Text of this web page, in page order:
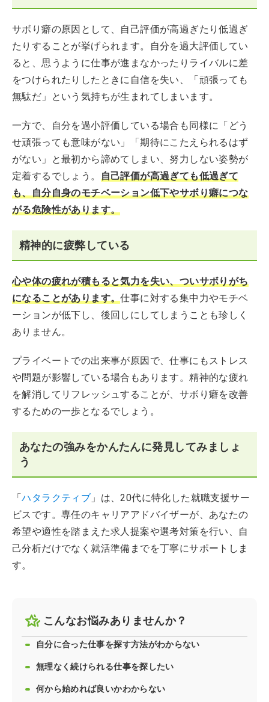
サボり癖の原因として、自己評価が高過ぎたり低過ぎ
たりすることが挙げられます。自分を過大評価してい
ると、思うように仕事が進まなかったりライバルに差
をつけられたりしたときに自信を失い、「頑張っても
無駄だ」という気持ちが生まれてしまいます。
一方で、自分を過小評価している場合も同様に「どう
せ頑張っても意味がない」「期待にこたえられるはず
がない」と最初から諦めてしまい、努力しない姿勢が
定着するでしょう。
自己評価が高過ぎても低過ぎて
も、自分自身のモチベーション低下やサボり癖につな
がる危険性があります。
精神的に疲弊している
心や体の疲れが積もると気力を失い、ついサボりがち
になることがあります。仕事に対する集中力やモチベ
ーションが低下し、後回しにしてしまうことも珍しく
ありません。
プライベートでの出来事が原因で、仕事にもストレス
や問題が影響している場合もあります。精神的な疲れ
を解消してリフレッシュすることが、サボり癖を改善
するための一歩となるでしょう。
あなたの強みをかんたんに発見してみましょ
う
「ハタラクティブ 」は、20代に特化した就職支援サー
ビスです。専任のキャリアアドバイザーが、あなたの
希望や適性を踏まえた求人提案や選考対策を行い、自
己分析だけでなく就活準備までを丁寧にサポートしま
す。
こんなお悩みありませんか？
自分に合った仕事を探す方法がわからない
無理なく続けられる仕事を探したい
何から始めれば良いかわからない